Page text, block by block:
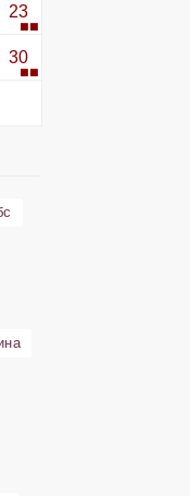
23
30